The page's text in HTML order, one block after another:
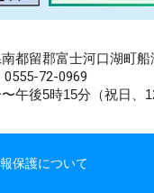
都留郡富士河口湖町船
0555-72-0969
後5時15分（祝日、
保護について